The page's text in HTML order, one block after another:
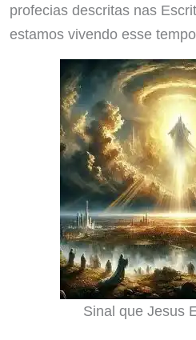
profecias descritas nas
estamos vivendo esse
Sinal que Jesus